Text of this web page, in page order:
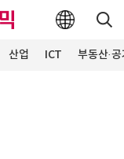
산업 ICT 부동산·